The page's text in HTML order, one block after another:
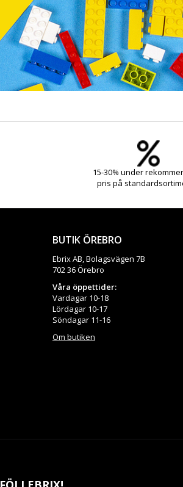
15-30% under
pris på
BUTIK ÖREBRO
Ebrix AB, Bolagsvägen 7B
702 36 Örebro
Våra öppettider:
Vardagar 10-18
Lördagar 10-17
Söndagar 11-16
Om butiken